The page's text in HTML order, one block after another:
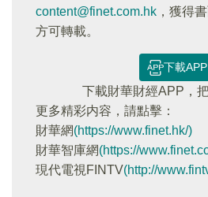
content@finet.com.hk ，獲得
方可轉載。
下載APP
下載財華財經APP，
更多精彩内容，請點擊：
財華網(https://www.finet.hk/)
財華智庫網(https://
現代電視FINTV(http://